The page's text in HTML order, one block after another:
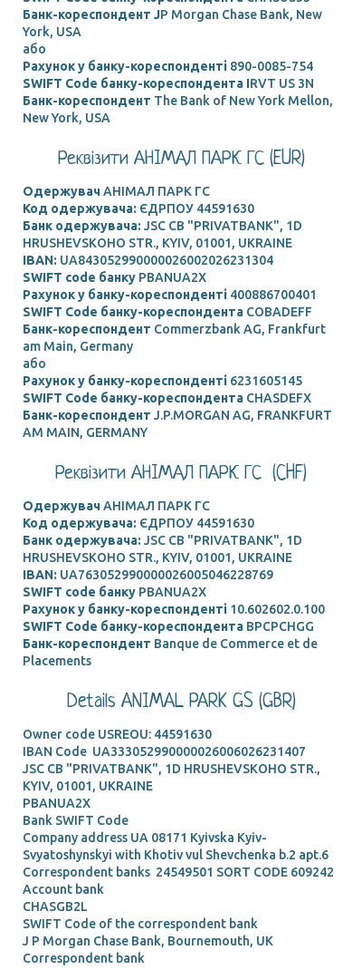
Банк-кореспондент JP Morgan Chase Bank, New
York, USA
або
Рахунок у банку-кореспонденті 890-0085-754
SWIFT Code банку-кореспондента IRVT US 3N
Банк-кореспондент The Bank of New York Mellon,
New York, USA
Реквізити АНIМАЛ ПАРК ГС (EUR)
ОдержувачАНIМАЛ ПАРК ГС
Код одержувача: ЄДРПОУ 44591630
Банк одержувача: JSC CB "PRIVATBANK", 1D
HRUSHEVSKOHO STR., KYIV, 01001, UKRAINE
IBAN: UA843052990000026002026231304
SWIFT code банку PBANUA2X
Рахунок у банку-кореспонденті 400886700401
SWIFT Code банку-кореспондента COBADEFF
Банк-кореспондент Commerzbank AG, Frankfurt
am Main, Germany
або
Рахунок у банку-кореспонденті 6231605145
SWIFT Code банку-кореспондента CHASDEFX
Банк-кореспондент J.P.MORGAN AG, FRANKFURT
AM MAIN, GERMANY
Реквізити АНIМАЛ ПАРК ГС (CHF)
ОдержувачАНIМАЛ ПАРК ГС
Код одержувача: ЄДРПОУ 44591630
Банк одержувача: JSC CB "PRIVATBANK", 1D
HRUSHEVSKOHO STR., KYIV, 01001, UKRAINE
IBAN: UA763052990000026005046228769
SWIFT code банку PBANUA2X
Рахунок у банку-кореспонденті 10.602602.0.100
SWIFT Code банку-кореспондента BPCPCHGG
Банк-кореспондент Banque de Commerce et de
Placements
Details ANIMAL PARK GS (GBR)
Owner code USREOU: 44591630
IBAN Code UA333052990000026006026231407
JSC CB "PRIVATBANK", 1D HRUSHEVSKOHO STR.,
KYIV, 01001, UKRAINE
PBANUA2X
Bank SWIFT Code
Company address UA 08171 Kyivska Kyiv-
Svyatoshynskyi with Khotiv vul Shevchenka b.2 apt.6
Correspondent banks 24549501 SORT CODE 609242
Account bank
CHASGB2L
SWIFT Code of the correspondent bank
J P Morgan Chase Bank, Bournemouth, UK
Correspondent bank